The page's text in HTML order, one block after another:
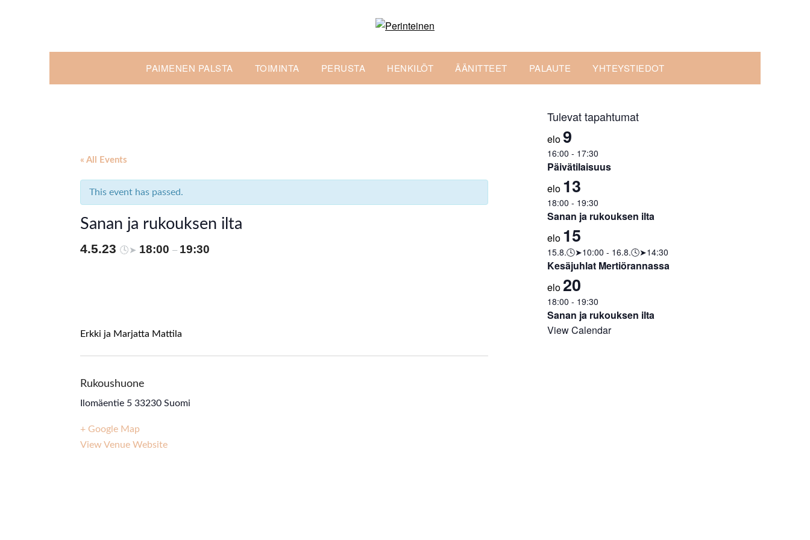
PAIMENEN PALSTA TOIMINTA PERUSTA HENKILÖT ÄÄNITTEET PALAUTE YHTEYSTIEDOT
« All Events
This event has passed.
Sanan ja rukouksen ilta
4.5.23🕓➤ 18:00– 19:30
Erkki ja Marjatta Mattila
Rukoushuone
Ilomäentie 5 33230 Suomi
+ Google Map
View Venue Website
Tulevat tapahtumat
elo9
16:00 - 17:30
Päivätilaisuus
elo 13
18:00 - 19:30
Sanan ja rukouksen ilta
elo 15
15.8.🕓➤10:00 - 16.8.🕓➤14:30
Kesäjuhlat Mertiörannassa
elo20
18:00 - 19:30
Sanan ja rukouksen ilta
View Calendar